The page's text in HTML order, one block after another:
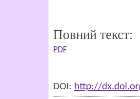
Повний текст:
PDF
DOI: http://